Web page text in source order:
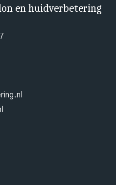
en huidverbetering